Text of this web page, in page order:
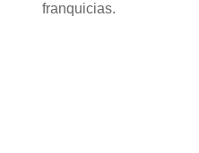
franquicias.